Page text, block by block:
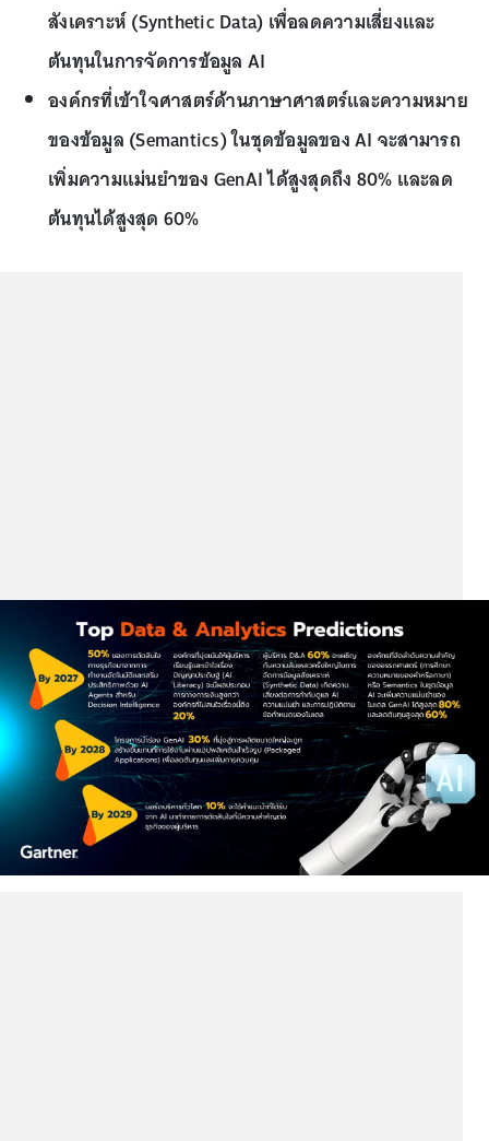
สังเคราะห์ (Synthetic Data) เพื่อลดความเสี่ยงและ
ต้นทุนในการจัดการข้อมูล AI
องค์กรที่เข้าใจศาสตร์ด้านภาษาศาสตร์และความหมาย
ของข้อมูล (Semantics) ในชุดข้อมูลของ AI จะสามารถ
เพิ่มความแม่นยำของ GenAI ได้สูงสุดถึง 80% และลด
ต้นทุนได้สูงสุด 60%